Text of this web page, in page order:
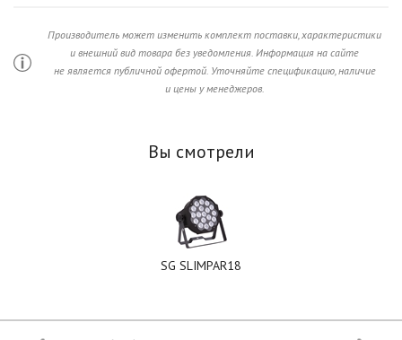
Производитель может изменить комплект поставки, характеристики
и внешний вид товара без уведомления. Информация на сайте
не является публичной офертой. Уточняйте спецификацию, наличие
и цены у менеджеров.
Вы смотрели
SG SLIMPAR18